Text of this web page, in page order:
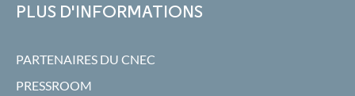
PLUS D'INFORMATIONS
PARTENAIRES DU CNEC
PRESSROOM